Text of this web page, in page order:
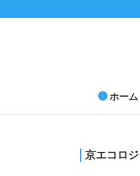
ホーム
京エコロ